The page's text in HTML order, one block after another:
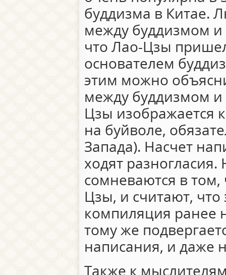
буддизма в Китае.
между буддизмом и
что Лао-Цзы
основателем
этим можно
между буддизмом
Цзы изображается
на буйволе,
Запада). Насчет
ходят
сомневаются в
Цзы, и считают,
компиляция ранее
тому же
написания, и даже
Также к